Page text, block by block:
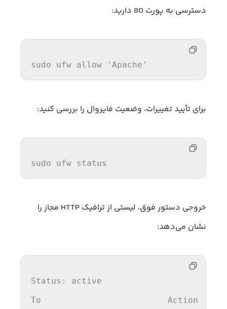
دسترسی به پورت 80 دارید:
sudo ufw allow 'Apache'
برای تأیید تغییرات، وضعیت فایروال را بررسی کنید:
sudo ufw status
خروجی دستور فوق، لیستی از ترافیک HTTP مجاز را
نشان می‌دهد:
Status:
active
To
Action